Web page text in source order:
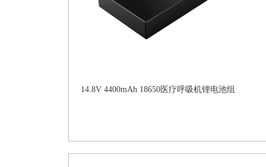
14.8V 4400mAh 18650医疗呼吸机锂电池组